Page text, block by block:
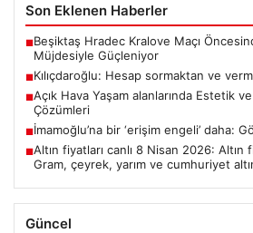
Son Eklenen Haberler
■Beşiktaş Hradec Kralove Maçı
Müjdesiyle Güçleniyor
■Kılıçdaroğlu: Hesap sormaktan ve
■Açık Hava Yaşam alanlarında Estetik
Çözümleri
■İmamoğlu’na bir ‘erişim engeli’ daha:
■Altın fiyatları canlı 8 Nisan 2026: Altın
Gram, çeyrek, yarım ve cumhuriyet
Güncel